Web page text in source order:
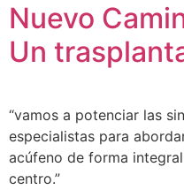
Nuevo
Un
“vamos a potenciar las
especialistas para
acúfeno de forma
centro.”